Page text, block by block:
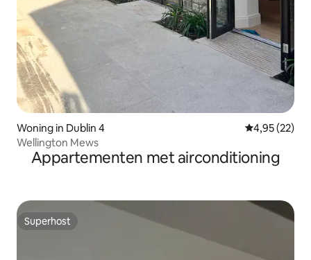
Woning in Dublin 4 Gemiddelde
4,95 (22)
Wellington Mews
Appartementen met airconditioning
Superhost
Superhost